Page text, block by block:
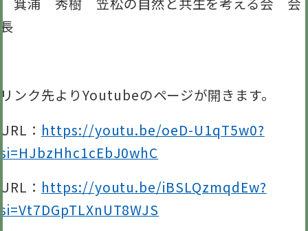
長
リンク先よりYoutubeのページが開きます。
URL： https://youtu.be/oeD-U1qT5w0?
si=HJbzHhc1cEbJ0whC
URL： https://youtu.be/iBSLQzmqdEw?
si=Vt7DGpTLXnUT8WJS